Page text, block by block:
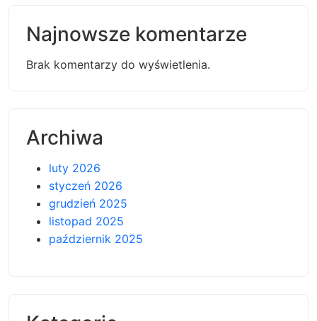
Najnowsze komentarze
Brak komentarzy do wyświetlenia.
Archiwa
luty 2026
styczeń 2026
grudzień 2025
listopad 2025
październik 2025